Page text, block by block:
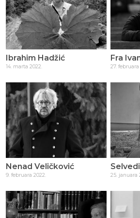
Ibrahim Hadžić
14. marta 2022.
Fra
27. februara
Nenad Veličković
9. februara 2022. 25. januara